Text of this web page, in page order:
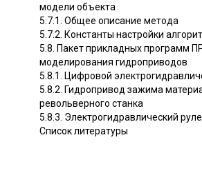
модели объекта
5.7.1. Общее описание метода
5.7.2. Константы настройки
5.8. Пакет прикладных программ
моделирования гидроприводов
5.8.1. Цифровой
5.8.2. Гидропривод зажима
револьверного станка
5.8.3. Электрогидравлический
Список литературы